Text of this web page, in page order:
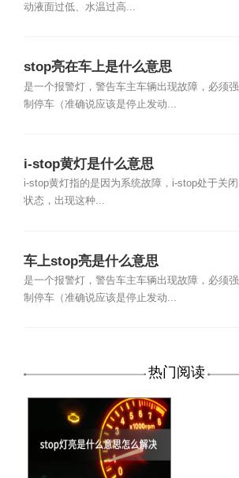
动液面过低、水温过高...
stop亮在车上是什么意思
是一个报警灯，警告车主车辆出现故障，必须强
制停车（准确说应该是停止发动...
i-stop黄灯是什么意思
i-stop黄灯指的是因为系统故障，i-stop处于关闭
状态，出现这种...
车上stop亮是什么意思
是一个报警灯，警告车主车辆出现故障，必须强
制停车（准确说应该是停止发动...
热门阅读